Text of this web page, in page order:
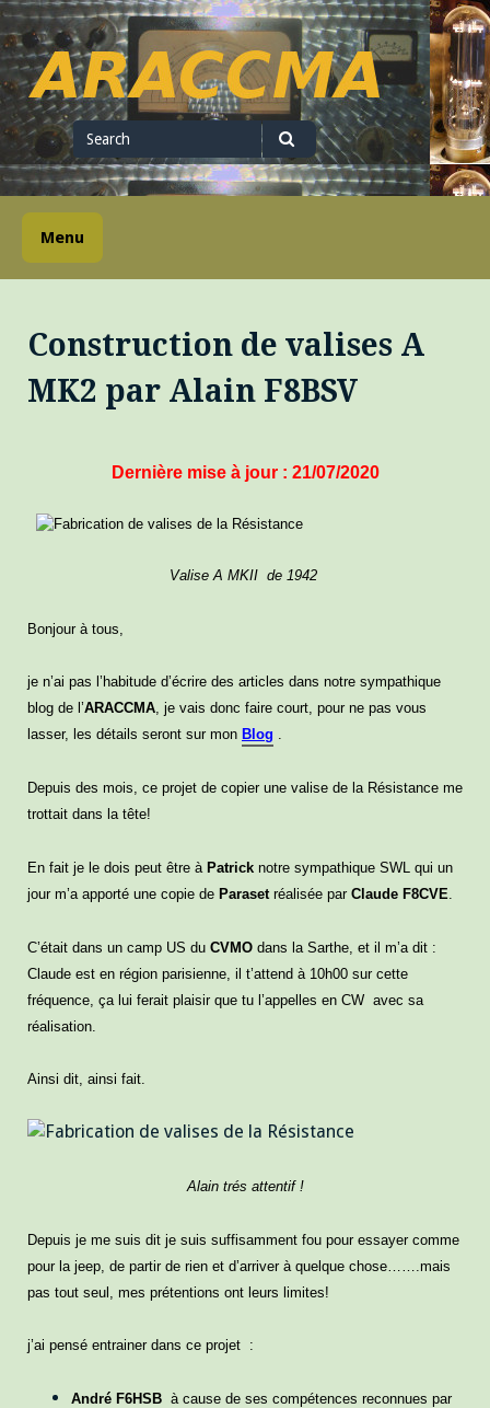
Skip
to
content
ARACCMA
Search
for
Search
Menu
Construction de valises A
MK2 par Alain F8BSV
Dernièremise à jour : 21/07/2020
Valise A MKII de 1942
Bonjour à tous,
je n’ai pas l’habitude d’écrire des articles dans notre sympathique
blog de l’ARACCMA, je vais donc faire court, pour ne pas vous
lasser, les détails seront sur mon Blog .
Depuis des mois, ce projet de copier une valise de la Résistance me
trottait dans la tête!
En fait je le dois peut être à Patrick notre sympathique SWL qui un
jour m’a apporté une copie de Paraset réalisée par Claude F8CVE
C’était dans un camp US du CVMO dans la Sarthe, et il m’a dit :
Claude est en région parisienne, il t’attend à 10h00 sur cette
fréquence, ça lui ferait plaisir que tu l’appelles en CW avec sa
réalisation.
Ainsi dit, ainsi fait.
Alain trés attentif !
Depuis je me suis dit je suis suffisamment fou pour essayer comme
pour la jeep, de partir de rien et d’arriver à quelque chose…….mais
pas tout seul, mes prétentions ont leurs limites!
j’ai pensé entrainer dans ce projet :
André F6HSB à cause de ses compétences reconnues par